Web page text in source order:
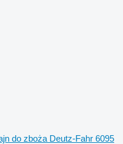
do zboża Deutz-Fahr 6095